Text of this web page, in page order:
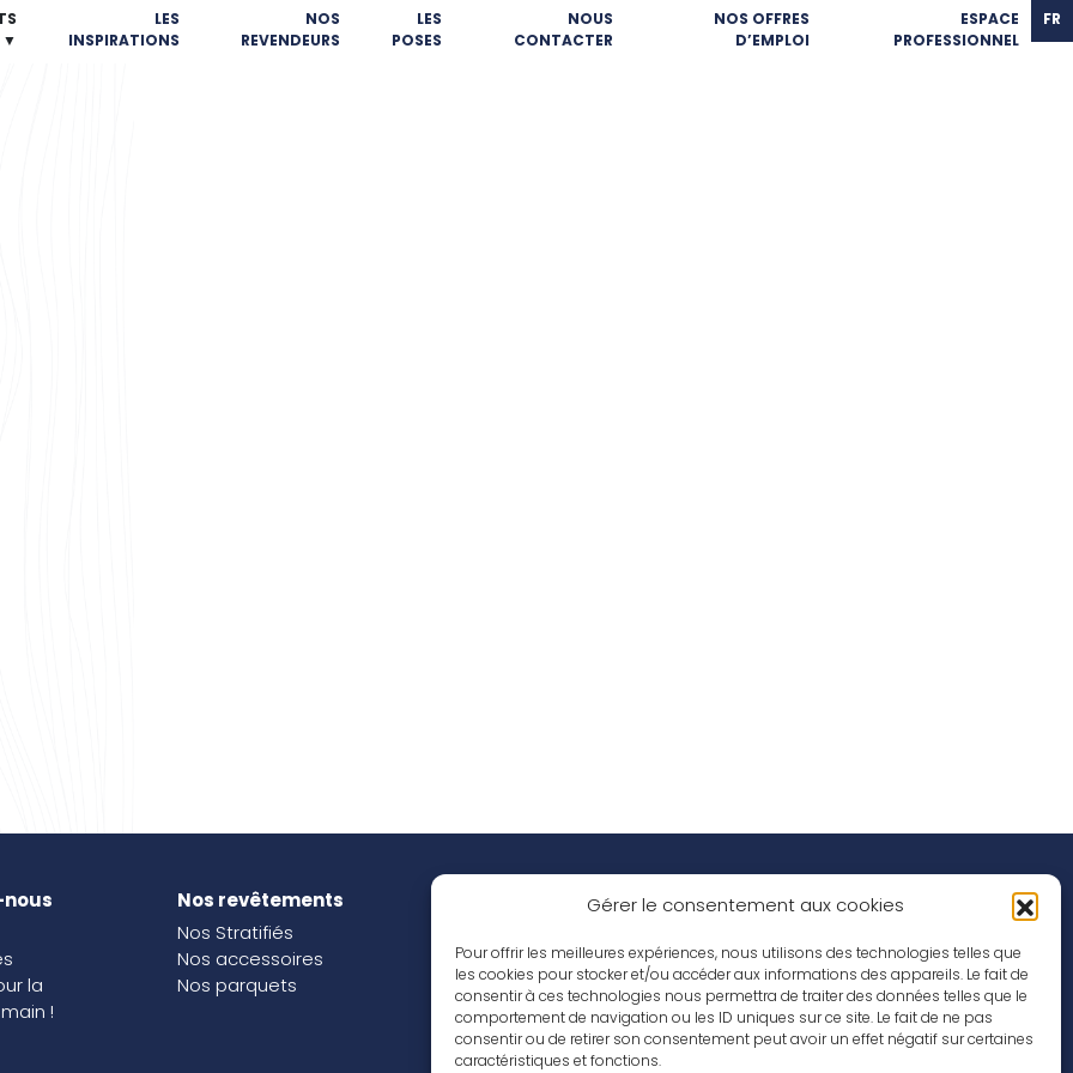
Gérer le consentement aux cookies
Pour offrir les meilleures expériences, nous utilisons des technologies telles que
les cookies pour stocker et/ou accéder aux informations des appareils. Le fait de
consentir à ces technologies nous permettra de traiter des données telles que le
comportement de navigation ou les ID uniques sur ce site. Le fait de ne pas
consentir ou de retirer son consentement peut avoir un effet négatif sur certaines
caractéristiques et fonctions.
▼
LES
INSPIRATIONS
NOS
REVENDEURS
LES
POSES
NOUS
CONTACTER
NOS OFFRES
D’EMPLOI
ESPACE
PROFESSIONNEL
FR
la
!
Nos revêtements
Nos Stratifiés
Nos accessoires
Nos parquets
Nos inspirations